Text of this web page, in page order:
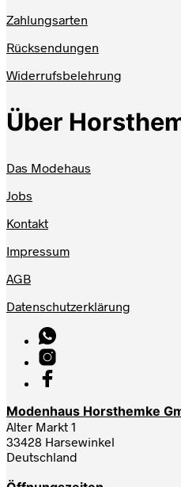
Zahlungsarten
Rücksendungen
Widerrufsbelehrung
Über
Das Modehaus
Jobs
Kontakt
Impressum
AGB
Datenschutzerklärung
Modenhaus Horsthemke
Alter Markt 1
33428 Harsewinkel
Deutschland